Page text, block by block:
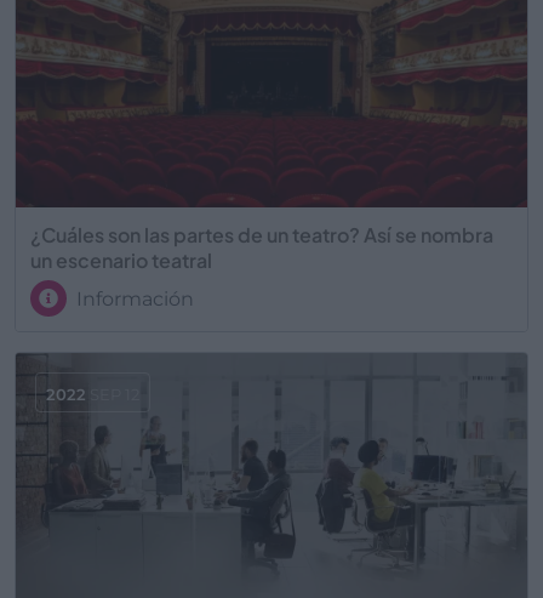
¿Cuáles son las partes de un teatro? Así se nombra
un escenario teatral
Información
2022